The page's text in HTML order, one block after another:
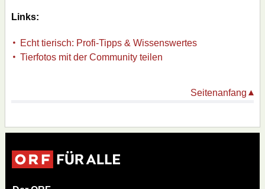
Links:
Echt tierisch: Profi-Tipps & Wissenswertes
Tierfotos mit der Community teilen
Seitenanfang